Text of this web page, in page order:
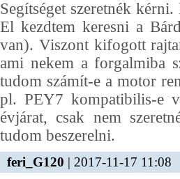
Segítséget szeretnék
El kezdtem keresni a
van). Viszont kifogott
ami nekem a forgalmiba
tudom számít-e a motor
pl. PEY7 kompatibilis-e
évjárat, csak nem
tudom beszerelni.
feri_G120 | 2017-11-17 11:08